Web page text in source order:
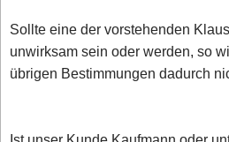
Sollte eine der vorstehenden
unwirksam sein oder werden, so
übrigen Bestimmungen dadurch